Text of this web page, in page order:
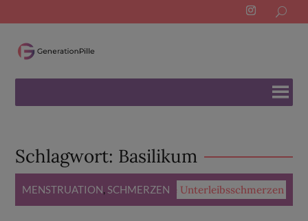
for:
Schlagwort: Basilikum
MENSTRUATION,SCHMERZEN